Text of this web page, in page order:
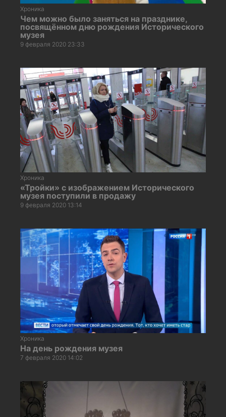
Хроника
Чем можно было заняться на празднике,
посвящённом дню рождения Исторического
музея
9 февраля 2020 23:33
Хроника
«Тройки» с изображением Исторического
музея поступили в продажу
9 февраля 2020 13:14
Хроника
На день рождения музея
7 февраля 2020 14:02